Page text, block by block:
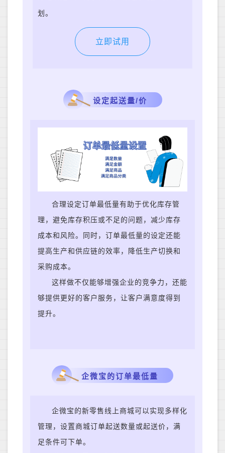
划。
立即试用
设定起送量/价
合理设定订单最低量有助于优化库存管
理，避免库存积压或不足的问题，减少库存
成本和风险。同时，订单最低量的设定还能
提高生产和供应链的效率，降低生产切换和
采购成本。
这样做不仅能够增强企业的竞争力，还能
够提供更好的客户服务，让客户满意度得到
提升。
企微宝的订单最低量
企微宝的新零售线上商城可以实现多样化
管理，设置商城订单起送数量或起送价，满
足条件可下单。